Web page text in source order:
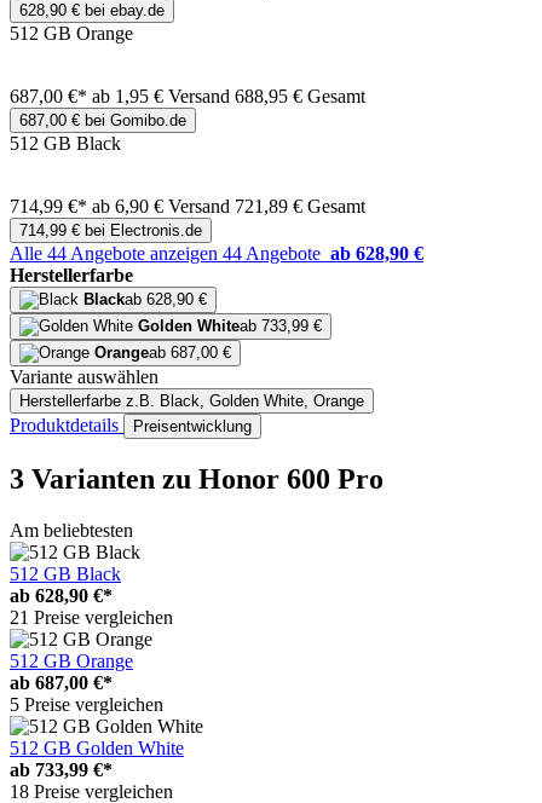
628,90 € bei ebay.de
512 GB Orange
687,00 €* ab 1,95 € Versand 688,95 € Gesamt
687,00 € bei Gomibo.de
512 GB Black
714,99 €* ab 6,90 € Versand 721,89 € Gesamt
714,99 € bei Electronis.de
Alle 44 Angebote anzeigen 44 Angebote ab 628,90 €
Herstellerfarbe
Blackab 628,90 €
Golden Whiteab 733,99 €
Orangeab 687,00 €
Variante auswählen
Herstellerfarbe z.B. Black, Golden White, Orange
Produktdetails Preisentwicklung
3 Varianten zu Honor 600 Pro
Am beliebtesten
512 GB Black
ab 628,90 €*
21 Preise vergleichen
512 GB Orange
ab 687,00 €*
5 Preise vergleichen
512 GB Golden White
ab 733,99 €*
18 Preise vergleichen